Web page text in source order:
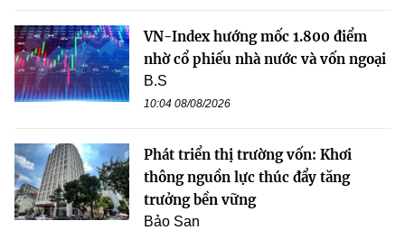
VN-Index hướng mốc 1.800 điểm
nhờ cổ phiếu nhà nước và vốn ngoại
B.S
10:04 08/08/2026
Phát triển thị trường vốn: Khơi
thông nguồn lực thúc đẩy tăng
trưởng bền vững
Bảo San